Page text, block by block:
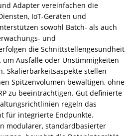
Adapter vereinfachen die
IoT-Geräten und
sowohl Batch- als auch
und
die Schnittstellengesundheit
Ausfälle oder Unstimmigkeiten
Skalierbarkeitsaspekte stellen
Spitzenvolumen bewältigen, ohne
zu beeinträchtigen. Gut definierte
regeln das
für integrierte Endpunkte.
modularer, standardbasierter